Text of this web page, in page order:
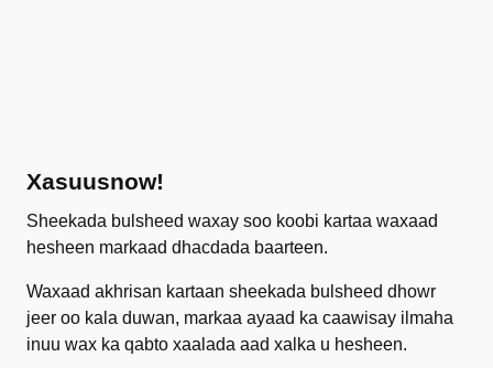
Xasuusnow!
Sheekada bulsheed waxay soo koobi kartaa waxaad
hesheen markaad dhacdada baarteen.
Waxaad akhrisan kartaan sheekada bulsheed dhowr
jeer oo kala duwan, markaa ayaad ka caawisay ilmaha
inuu wax ka qabto xaalada aad xalka u hesheen.